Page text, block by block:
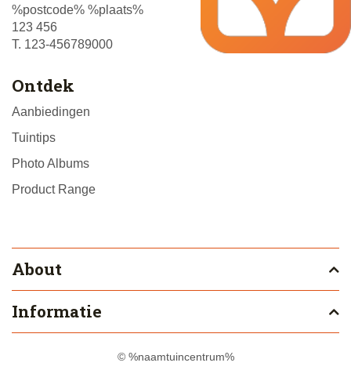
%postcode% %plaats%
123 456
T. 123-456789000
Ontdek
Aanbiedingen
Tuintips
Photo Albums
Product Range
About
Informatie
© %naamtuincentrum%